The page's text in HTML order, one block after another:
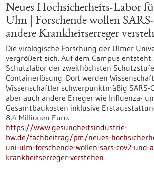
Neues Hochsicherheits-Labor
Ulm | Forschende wollen
andere Krankheitserreger
Die virologische Forschung der Ulmer
vergrößert sich. Auf dem Campus entsteht
Schutzlabor der zweithöchsten
Containerlösung. Dort werden
Wissenschaftler schwerpunktmäßig SARS-
aber auch andere Erreger wie Influenza-
Gesamtbaukosten inklusive
8,4 Millionen Euro.
https://www.gesundheitsindustrie-
bw.de/fachbeitrag/pm/neues-
uni-ulm-forschende-wollen-sars-cov2-und-
krankheitserreger-verstehen